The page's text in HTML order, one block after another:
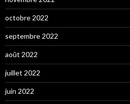
octobre 2022
septembre 2022
août 2022
juillet 2022
juin 2022